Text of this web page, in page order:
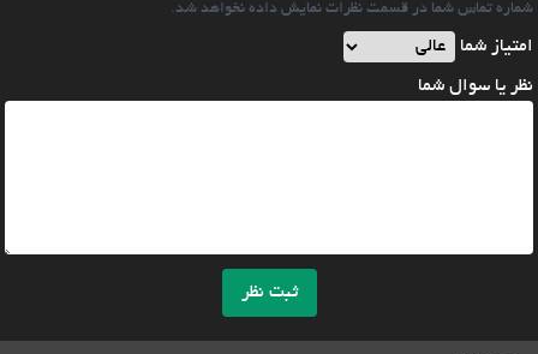
شماره تماس شما در قسمت نظرات نمایش داده نخواهد شد.
امتیاز شما
نظر یا سوال شما
ثبت نظر